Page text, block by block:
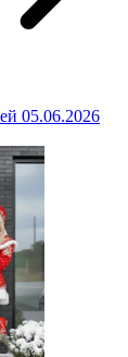
05.06.2026